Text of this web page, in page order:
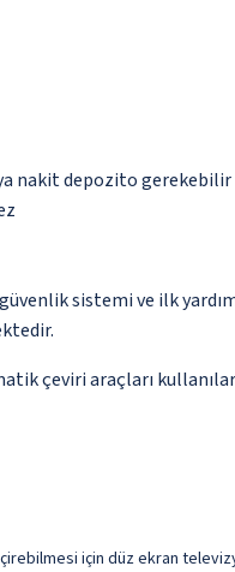
nakit depozito gerekebilir
sistemi ve ilk
çeviri araçları
için düz ekran